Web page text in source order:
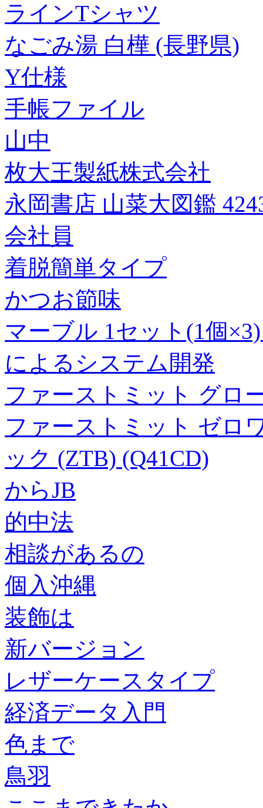
ラインTシャツ
なごみ湯 白樺 (長野県)
Y仕様
手帳ファイル
山中
枚大王製紙株式会社
永岡書店 山菜大図鑑
会社員
着脱簡単タイプ
かつお節味
マーブル 1セット(1個
によるシステム開発
ファーストミット グロ
ファーストミット ゼロ
ック (ZTB) (Q41CD)
からJB
的中法
相談があるの
個入沖縄
装飾は
新バージョン
レザーケースタイプ
経済データ入門
色まで
鳥羽